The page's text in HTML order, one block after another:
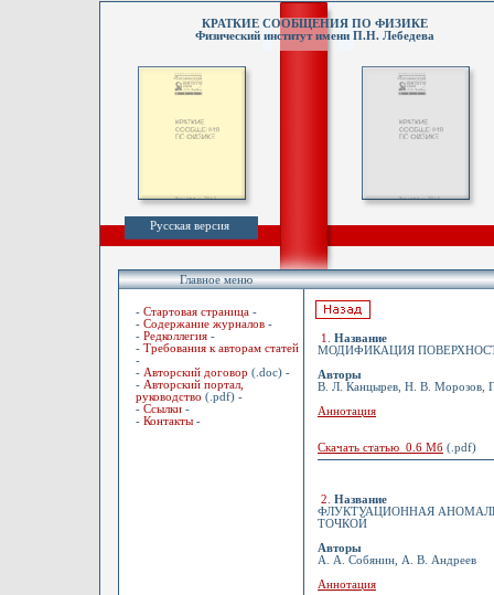
КРАТКИЕ СООБЩЕНИЯ ПО ФИЗИКЕ
Физический институт имени П.Н. Лебедева
Русская версия
Главное меню
- Стартовая страница -
- Содержание журналов -
- Редколлегия -
- Требования к авторам статей
-
- Авторский договор (.doc) -
- Авторский портал,
руководство (.pdf) -
- Ссылки -
- Контакты -
1
Название
МОДИФИКАЦИЯ
Авторы
В. Л. Канцырев, Н. В. Морозов,
Аннотация
Скачать статью 0.6 Мб (.pdf)
2
Название
ФЛУКТУАЦИОННАЯ
ТОЧКОЙ
Авторы
А. А. Собянин, А. В. Андреев
Аннотация